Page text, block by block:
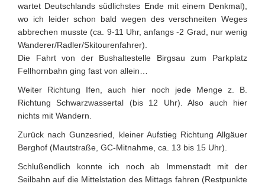
wartet Deutschlands südlichstes Ende mit einem Denkmal),
wo ich leider schon bald wegen des verschneiten Weges
abbrechen musste (ca. 9-11 Uhr, anfangs -2 Grad, nur wenig
Wanderer/Radler/Skitourenfahrer).
Die Fahrt von der Bushaltestelle Birgsau zum Parkplatz
Fellhornbahn ging fast von allein…
Weiter Richtung Ifen, auch hier noch jede Menge z. B.
Richtung Schwarzwassertal (bis 12 Uhr). Also auch hier
nichts mit Wandern.
Zurück nach Gunzesried, kleiner Aufstieg Richtung Allgäuer
Berghof (Mautstraße, GC-Mitnahme, ca. 13 bis 15 Uhr).
Schlußendlich konnte ich noch ab Immenstadt mit der
Seilbahn auf die Mittelstation des Mittags fahren (Restpunkte